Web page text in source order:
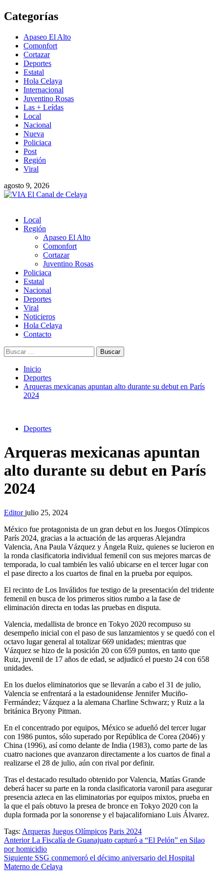
Saltar
al
Categorías
Apaseo El Alto
Comonfort
Cortazar
Deportes
Estatal
Hola Celaya
Internacional
Juventino Rosas
Las + Leídas
Local
Nacional
Nueva
Policiaca
Post
Región
Viral
agosto 9, 2026
Menú
principal
Local
Región
Apaseo El Alto
Comonfort
Cortazar
Juventino Rosas
Policiaca
Estatal
Nacional
Deportes
Viral
Noticieros
Hola Celaya
Contacto
Buscar:
Inicio
Deportes
Arqueras mexicanas apuntan alto durante su debut en París
2024
Deportes
Arqueras mexicanas apuntan
alto durante su debut en París
2024
Editorjulio 25, 2024
México fue protagonista de un gran debut en los Juegos Olímpicos
París 2024, gracias a la actuación de las arqueras Alejandra
Valencia, Ana Paula Vázquez y Ángela Ruiz, quienes se lucieron en
la ronda clasificatoria individual femenil con sus mejores marcas de
temporada, lo cual también les valió ubicarse en el tercer lugar con
el pase directo a los cuartos de final en la prueba por equipos.
El recinto de Los Inválidos fue testigo de la presentación del tridente
femenil en busca de los primeros sitios rumbo a la fase de
eliminación directa en todas las pruebas en disputa.
Valencia, medallista de bronce en Tokyo 2020 recompuso su
desempeño inicial con el paso de sus lanzamientos y se quedó con el
octavo lugar general al totalizar 669 unidades; mientras que
Vázquez se hizo de la posición 20 con 659 puntos, en tanto que
Ruiz, juvenil de 17 años de edad, se adjudicó el puesto 24 con 658
unidades.
En los duelos eliminatorios que se llevarán a cabo el 31 de julio,
Valencia se enfrentará a la estadounidense Jennifer Muciño-
Ferrnández; Vázquez a la alemana Charline Schwarz; y Ruiz a la
británica Bryony Pitman.
En el concentrado por equipos, México se adueñó del tercer lugar
con 1986 puntos, sólo superado por República de Corea (2046) y
China (1996), así como delante de India (1983), como parte de las
cuatro naciones que avanzaron directamente a los cuartos de final a
realizarse el 28 de julio, aún con rival por definir.
Tras el destacado resultado obtenido por Valencia, Matías Grande
deberá hacer su parte en la ronda clasificatoria varonil para asegurar
presencia azteca en las eliminatorias por equipos mixtos, prueba en
la que el país obtuvo la presea de bronce en Tokyo 2020 con la
dupla formada por la sonorense y el bajacaliforniano Luis Álvarez.
Tags: Arqueras Juegos Olímpicos Paris 2024
Post
navigation
AnteriorLa Fiscalía de Guanajuato capturó a “El Pelón” en Silao
por homicidio
Siguiente SSG conmemoró el décimo aniversario del Hospital
Materno de Celaya